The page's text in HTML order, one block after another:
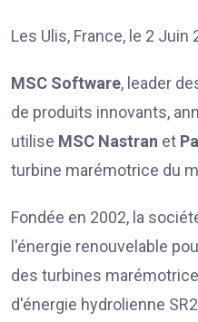
Les Ulis, France, le 2 Juin
MSC Software, leader
de produits innovants,
utilise MSC Nastran et
turbine marémotrice du
Fondée en 2002, la
l'énergie renouvelable
des turbines
d'énergie hydrolienne